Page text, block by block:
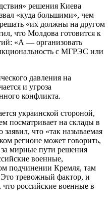
решения Киева
«куда большими», чем
«их должны на другом
что Молдова готовится к
«А — организовать
с МГРЭС или
давления на
и угроза
конфликта.
украинской стороной,
посматривает на склады в
что «так называемая
регионе может говорить,
мирные пути решения
военные,
подчинении Кремля, там
тревожный фактор, и
российские военные в